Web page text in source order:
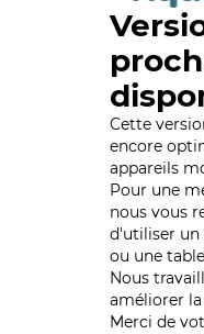
Cette
encore
appareils
Pour une
nous vous
d'utiliser un
ou une
Nous
améliorer
Merci de